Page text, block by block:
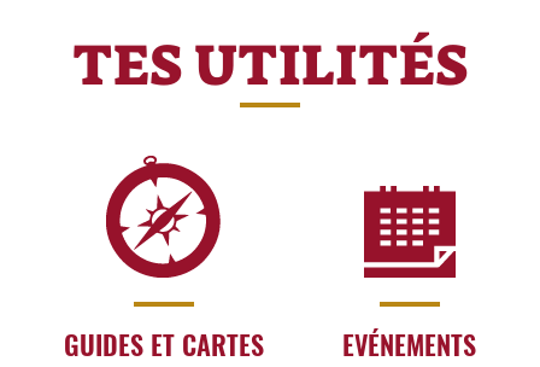
TES UTILITÉS
GUIDES ET CARTES EVÉNEMENTS